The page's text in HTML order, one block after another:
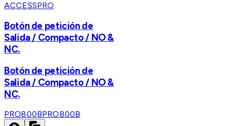
ACCESSPRO
Botón de petición de
Salida / Compacto / NO &
NC.
Botón de petición de
Salida / Compacto / NO &
NC.
PRO800BPRO800B